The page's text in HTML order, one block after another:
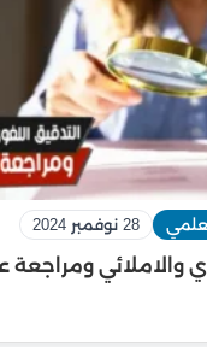
28 نوفمبر 2024
والاملائي ومراجعة